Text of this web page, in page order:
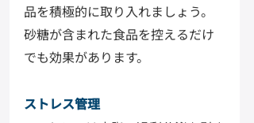
品を積極的に取り入れましょう。
砂糖が含まれた食品を控えるだけ
でも効果があります。
ストレス管理